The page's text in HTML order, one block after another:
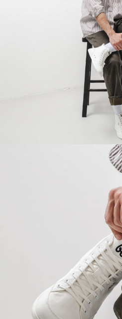
Vyberte krajinu
Vaše meno a priezvisko
Súhlasím so spracovaním
týchto podmienok a
Súhlasím so spracovaním
zmysletýchto podmienok a